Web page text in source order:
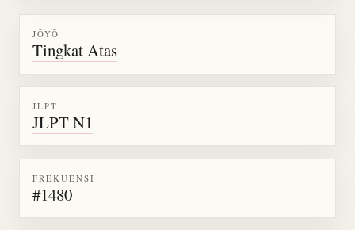
JŌYŌ
Tingkat Atas
JLPT
JLPT N1
FREKUENSI
#1480